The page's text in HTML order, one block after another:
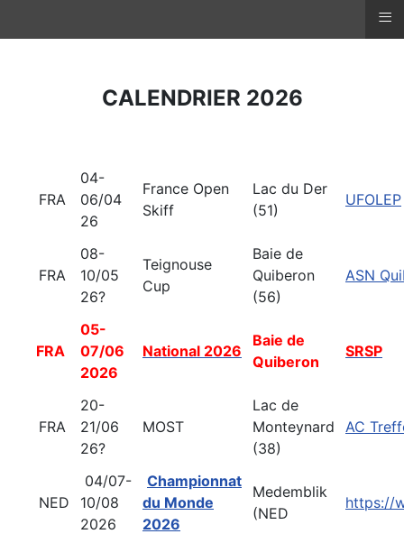
≡
CALENDRIER 2026
FRA
04-
06/04
26
France Open
Skiff
Lac du Der
(51)
UFOLEP
FRA
08-
10/05
26?
Teignouse
Cup
Baie de
Quiberon
(56)
ASN
FRA
05-
07/06
2026
National 2026
Baie de
Quiberon
SRSP
FRA
20-
21/06
26?
MOST
Lac de
Monteynard
(38)
AC
NED
04/07-
10/08
2026
Championnat
du Monde
2026
Medemblik
(NED
https://